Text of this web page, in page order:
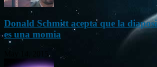
Donald Schmitt acepta que la
es una momia